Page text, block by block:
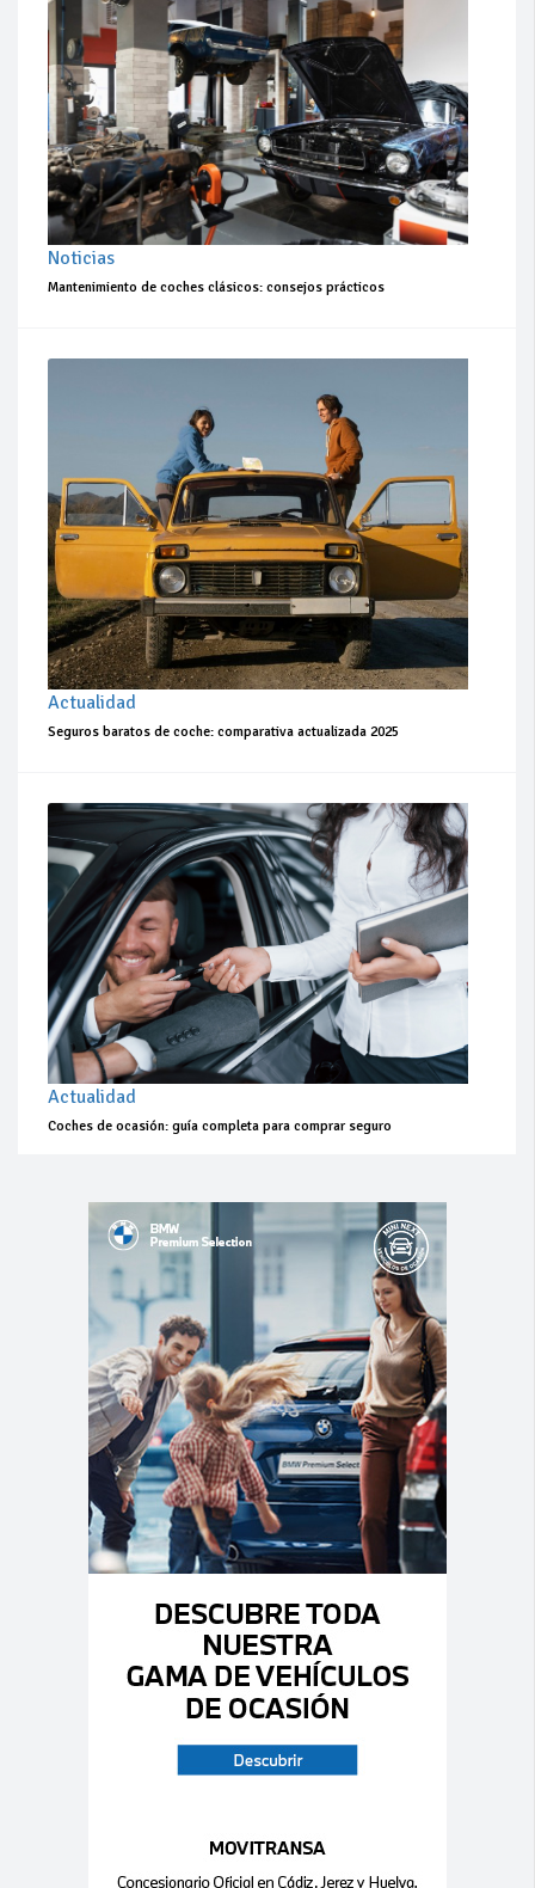
Noticias
Mantenimiento de coches clásicos: consejos prácticos
Actualidad
Seguros baratos de coche: comparativa actualizada 2025
Actualidad
Coches de ocasión: guía completa para comprar seguro